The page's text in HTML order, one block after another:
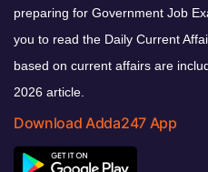
preparing for Government Job
you to read the Daily Current
based on current affairs are
2026 article.
Download Adda247 App